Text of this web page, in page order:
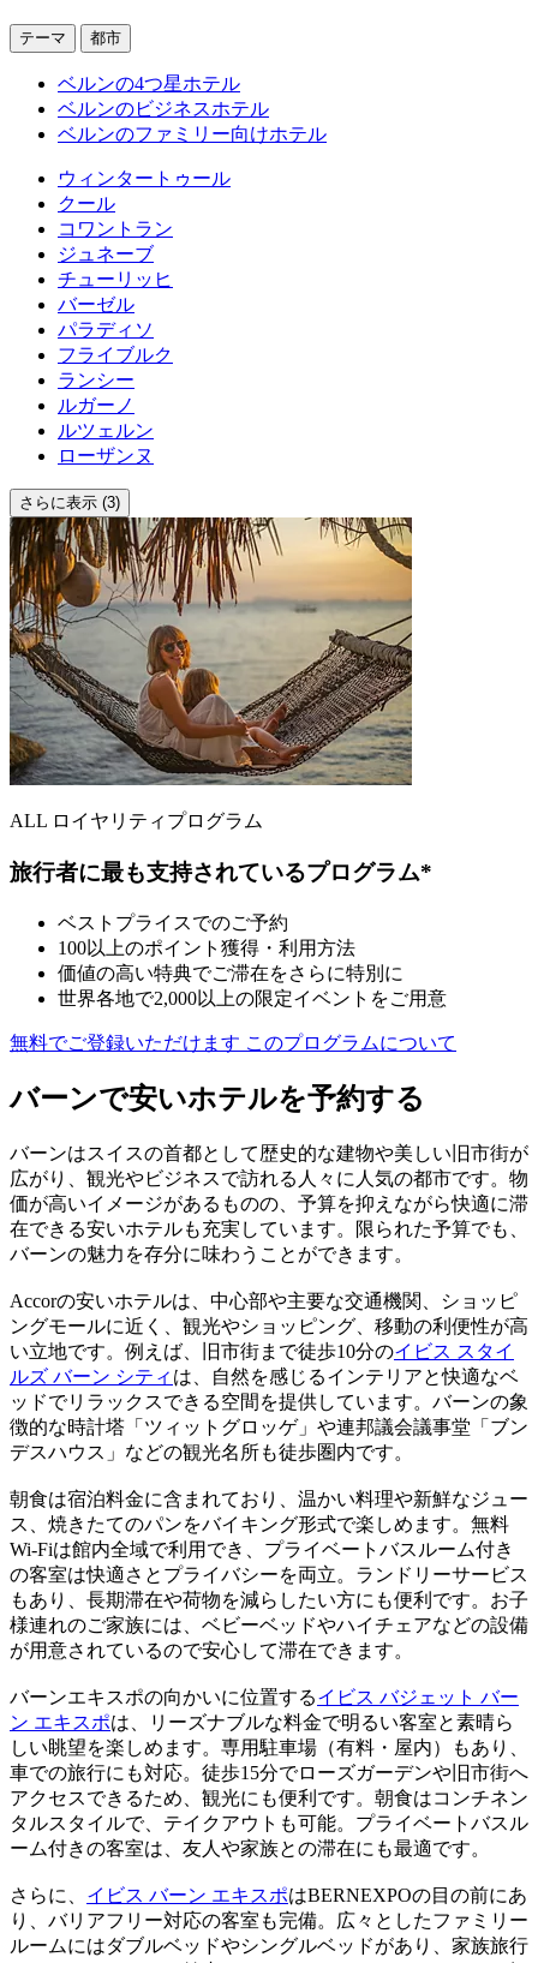
テーマ 都市
ベルンの4つ星ホテル
ベルンのビジネスホテル
ベルンのファミリー向けホテル
ウィンタートゥール
クール
コワントラン
ジュネーブ
チューリッヒ
バーゼル
パラディソ
フライブルク
ランシー
ルガーノ
ルツェルン
ローザンヌ
さらに表示 (3)
ALL ロイヤリティプログラム
旅行者に最も支持されているプログラム*
ベストプライスでのご予約
100以上のポイント獲得・利用方法
価値の高い特典でご滞在をさらに特別に
世界各地で2,000以上の限定イベントをご用意
無料でご登録いただけます このプログラムについて
バーンで安いホテルを予約する
バーンはスイスの首都として歴史的な建物や美しい旧市街が
広がり、観光やビジネスで訪れる人々に人気の都市です。物
価が高いイメージがあるものの、予算を抑えながら快適に滞
在できる安いホテルも充実しています。限られた予算でも、
バーンの魅力を存分に味わうことができます。
Accorの安いホテルは、中心部や主要な交通機関、ショッピ
ングモールに近く、観光やショッピング、移動の利便性が高
い立地です。例えば、旧市街まで徒歩10分のイビス スタイ
ルズ バーン シティ は、自然を感じるインテリアと快適なベ
ッドでリラックスできる空間を提供しています。バーンの象
徴的な時計塔「ツィットグロッゲ」や連邦議会議事堂「ブン
デスハウス」などの観光名所も徒歩圏内です。
朝食は宿泊料金に含まれており、温かい料理や新鮮なジュー
ス、焼きたてのパンをバイキング形式で楽しめます。無料
Wi-Fiは館内全域で利用でき、プライベートバスルーム付き
の客室は快適さとプライバシーを両立。ランドリーサービス
もあり、長期滞在や荷物を減らしたい方にも便利です。お子
様連れのご家族には、ベビーベッドやハイチェアなどの設備
が用意されているので安心して滞在できます。
バーンエキスポの向かいに位置するイビス バジェット バー
ン エキスポは、リーズナブルな料金で明るい客室と素晴ら
しい眺望を楽しめます。専用駐車場（有料・屋内）もあり、
車での旅行にも対応。徒歩15分でローズガーデンや旧市街へ
アクセスできるため、観光にも便利です。朝食はコンチネン
タルスタイルで、テイクアウトも可能。プライベートバスル
ーム付きの客室は、友人や家族との滞在にも最適です。
さらに、 イビス バーン エキスポはBERNEXPOの目の前にあ
り、バリアフリー対応の客室も完備。広々としたファミリー
ルームにはダブルベッドやシングルベッドがあり、家族旅行